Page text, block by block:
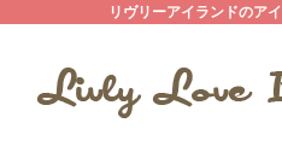
リヴリーアイランドのア